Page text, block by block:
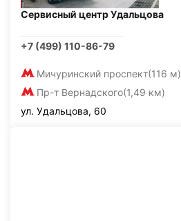
Сервисный центр Удальцова
+7 (499) 110-86-79
Мичуринский проспект(116 м)
Пр-т Вернадского(1,49 км)
ул. Удальцова, 60